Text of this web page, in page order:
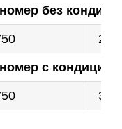
без
с